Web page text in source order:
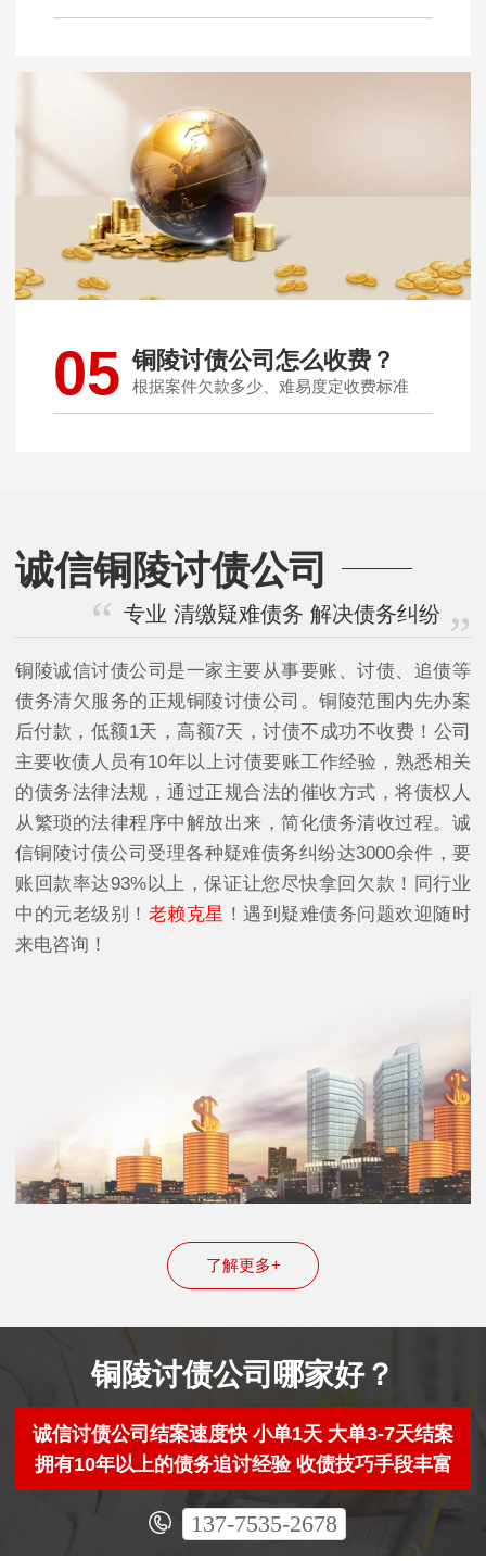
05 铜陵讨债公司怎么收费？
根据案件欠款多少、难易度定收费标准
诚信铜陵讨债公司
专业 清缴疑难债务 解决债务纠纷
铜陵诚信讨债公司是一家主要从事要账、讨债、追债等
债务清欠服务的正规铜陵讨债公司。铜陵范围内先办案
后付款，低额1天，高额7天，讨债不成功不收费！公司
主要收债人员有10年以上讨债要账工作经验，熟悉相关
的债务法律法规，通过正规合法的催收方式，将债权人
从繁琐的法律程序中解放出来，简化债务清收过程。诚
信铜陵讨债公司受理各种疑难债务纠纷达3000余件，要
账回款率达93%以上，保证让您尽快拿回欠款！同行业
中的元老级别！ 老赖克星 ！遇到疑难债务问题欢迎随时
来电咨询！
了解更多+
铜陵讨债公司哪家好？
诚信讨债公司结案速度快 小单1天 大单3-7天结案
拥有10年以上的债务追讨经验 收债技巧手段丰富
137-7535-2678